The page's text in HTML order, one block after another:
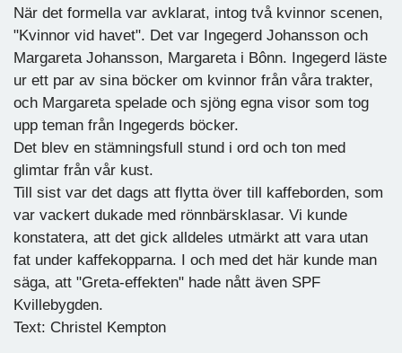
När det formella var avklarat, intog två kvinnor scenen,
"Kvinnor vid havet". Det var Ingegerd Johansson och
Margareta Johansson, Margareta i Bônn. Ingegerd läste
ur ett par av sina böcker om kvinnor från våra trakter,
och Margareta spelade och sjöng egna visor som tog
upp teman från Ingegerds böcker.
Det blev en stämningsfull stund i ord och ton med
glimtar från vår kust.
Till sist var det dags att flytta över till kaffeborden, som
var vackert dukade med rönnbärsklasar. Vi kunde
konstatera, att det gick alldeles utmärkt att vara utan
fat under kaffekopparna. I och med det här kunde man
säga, att "Greta-effekten" hade nått även SPF
Kvillebygden.
Text: Christel Kempton